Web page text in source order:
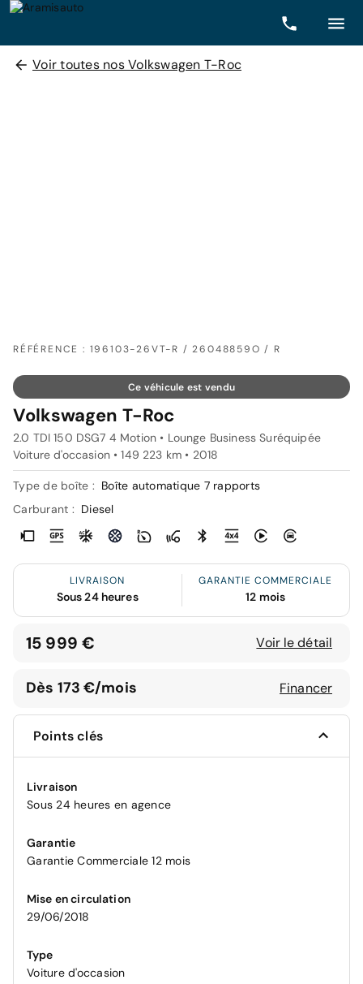
Voir toutes nos Volkswagen T-Roc
RÉFÉRENCE : 196103-26VT-R / 26048859O / R
Ce véhicule est vendu
Volkswagen T-Roc
2.0 TDI 150 DSG7 4 Motion • Lounge Business Suréquipée
Voiture d'occasion • 149 223 km • 2018
Type de boîte : Boîte automatique 7 rapports
Carburant : Diesel
LIVRAISON
Sous 24 heures
GARANTIE COMMERCIALE
12 mois
15 999 € Voir le détail
Dès 173 €/mois Financer
Points clés
Livraison
Sous 24 heures en agence
Garantie
Garantie Commerciale 12 mois
Mise en circulation
29/06/2018
Type
Voiture d'occasion